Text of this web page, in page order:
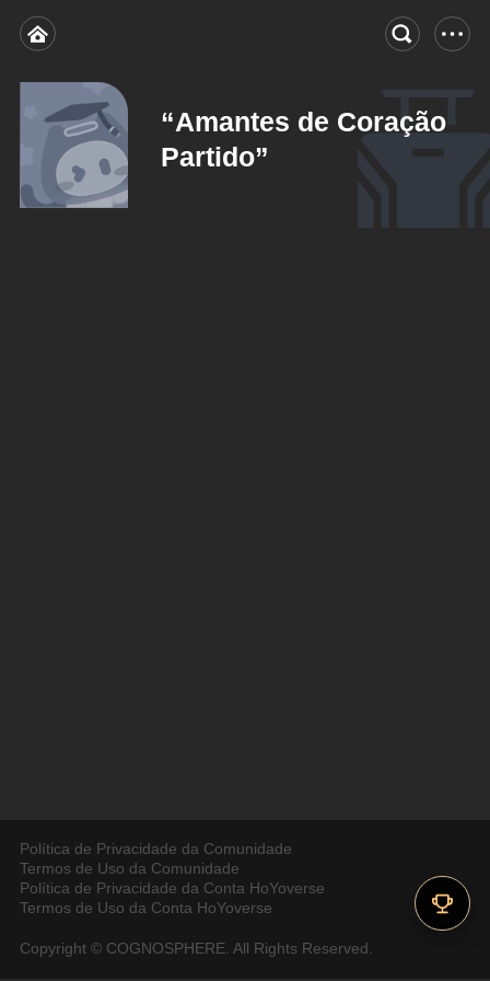
“Amantes de Coração
Partido”
Política de Privacidade da Comunidade
Termos de Uso da Comunidade
Política de Privacidade da Conta HoYoverse
Termos de Uso da Conta HoYoverse
Copyright © COGNOSPHERE. All Rights Reserved.